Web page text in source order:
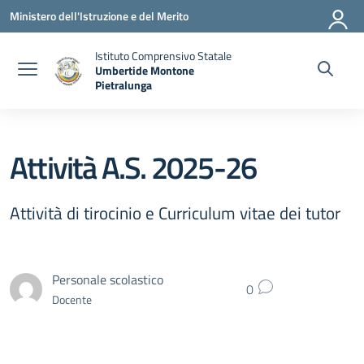
Vai ai contenuti
Vai al menu di navigazione
Vai al footer
Ministero dell'Istruzione e del Merito
Istituto Comprensivo Statale
Umbertide Montone
Pietralunga
Attività A.S. 2025-26
Attività di tirocinio e Curriculum vitae dei tutor
Personale scolastico
Docente 0